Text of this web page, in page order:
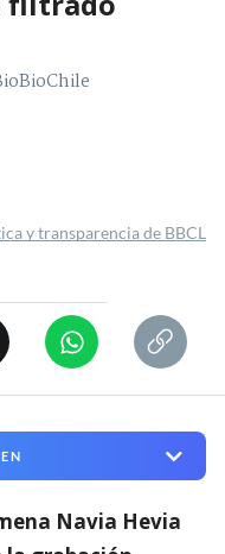
y transparencia de BBCL
Navia Hevia